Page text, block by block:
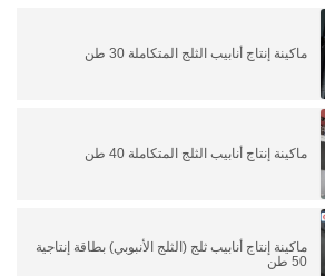
ماكينة إنتاج أنابيب الثلج المتكاملة 30 طن
ماكينة إنتاج أنابيب الثلج المتكاملة 40 طن
ماكينة إنتاج أنابيب ثلج (الثلج الأنبوبي) بطاقة إنتاجية
50 طن